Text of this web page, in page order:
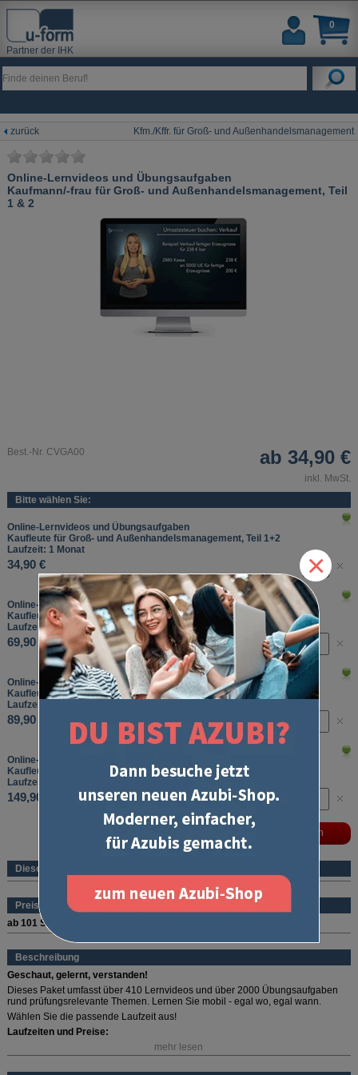
Partner der IHK
0
zurück Kfm./Kffr. für Groß- und Außenhandelsmanagement
Online-Lernvideos und Übungsaufgaben
Kaufmann/-frau für Groß- und Außenhandelsmanagement, Teil
1 & 2
Best.-Nr. CVGA00 ab34,90 €
inkl. MwSt.
Bitte wählen Sie:
Online-Lernvideos und Übungsaufgaben
Kaufleute für Groß- und Außenhandelsmanagement, Teil 1+2
Laufzeit: 1 Monat
34,90 €
Online-Lernvideos und Übungsaufgaben
Kaufleute für Groß- und Außenhandelsmanagement, Teil 1+2
Laufzeit: 3 Monate
69,90 €
Online-Lernvideos und Übungsaufgaben
Kaufleute für Groß- und Außenhandelsmanagement, Teil 1+2
Laufzeit: 6 Monate
89,90 €
Online-Lernvideos und Übungsaufgaben
Kaufleute für Groß- und Außenhandelsmanagement, Teil 1+2
Laufzeit: 12 Monate
149,90 €
Dieses Produkt ist ein eBook
Preise (pro Stück und Sorte)
ab 101 Stück
Beschreibung
Geschaut, gelernt, verstanden!
Dieses Paket umfasst über 410 Lernvideos und über 2000 Übungsaufgaben
rund prüfungsrelevante Themen. Lernen Sie mobil - egal wo, egal wann.
Wählen Sie die passende Laufzeit aus!
Laufzeiten und Preise:
1 Monat: 34,90 Euro
mehr lesen
×